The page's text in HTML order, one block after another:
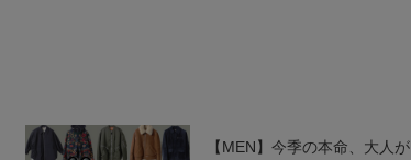
【MEN】今季の本命、大人が